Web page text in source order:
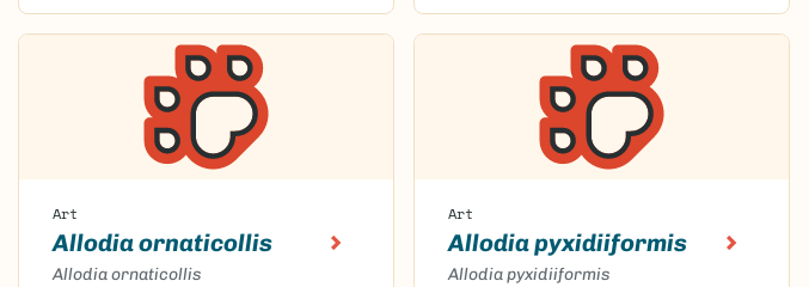
Art
Allodia ornaticollis
Allodia ornaticollis
Art
Allodia pyxidiiformis
Allodia pyxidiiformis